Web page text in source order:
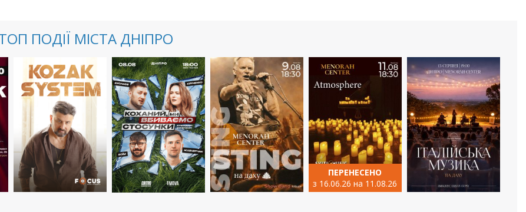
ПОДІЇ МІСТА ДНІПРО
ПЕРЕНЕСЕНО
з 16.06.26 на 11.08.26